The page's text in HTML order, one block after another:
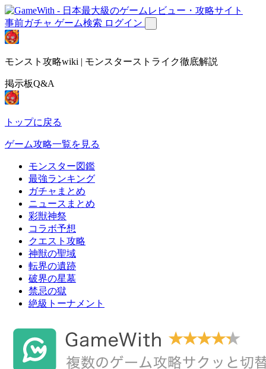
事前ガチャ ゲーム検索 ログイン
モンスト攻略wiki | モンスターストライク徹底解説
掲示板Q&A
トップに戻る
ゲーム攻略一覧を見る
モンスター図鑑
最強ランキング
ガチャまとめ
ニュースまとめ
彩獣神祭
コラボ予想
クエスト攻略
神獣の聖域
転界の遺跡
破界の星墓
禁忌の獄
絶級トーナメント